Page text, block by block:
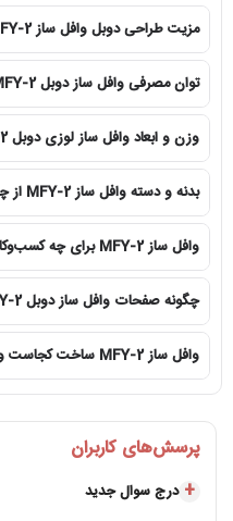
مزیت طراحی دوبل وافل ساز MFY-2 چیست؟
توان مصرفی وافل ساز دوبل MFY-2 چقدر است؟
وزن و ابعاد وافل ساز لوزی دوبل MFY-2 چقدر است؟
بدنه و دسته وافل ساز MFY-2 از چه جنسی است؟
وافل ساز MFY-2 برای چه کسب‌وکارهایی مناسب است؟
چگونه صفحات وافل ساز دوبل MFY-2 را تمیز کنیم؟
وافل ساز MFY-2 ساخت کجاست و چه خدماتی دارد؟
پرسش‌های کاربران
درج سوال جدید